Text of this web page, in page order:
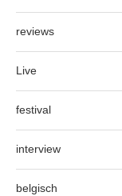
reviews
Live
festival
interview
belgisch